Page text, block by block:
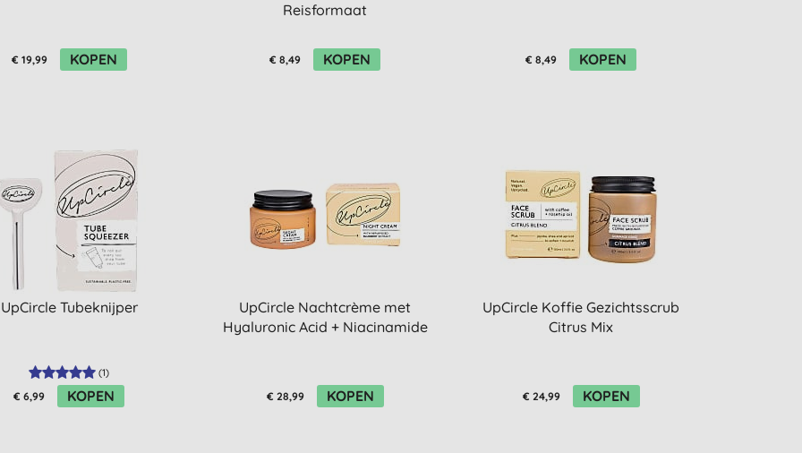
€ 19,99 KOPEN
Reisformaat
€ 8,49 KOPEN € 8,49 KOPEN
UpCircle Tubeknijper
(1)
€ 6,99 KOPEN
UpCircle Nachtcrème met
Hyaluronic Acid + Niacinamide
€ 28,99 KOPEN
UpCircle Koffie Gezichtsscrub
Citrus Mix
€ 24,99 KOPEN